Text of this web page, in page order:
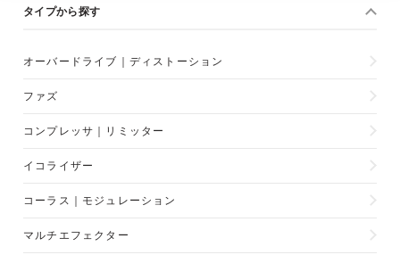
タイプから探す
オーバードライブ｜ディストーション
ファズ
コンプレッサ｜リミッター
イコライザー
コーラス｜モジュレーション
マルチエフェクター